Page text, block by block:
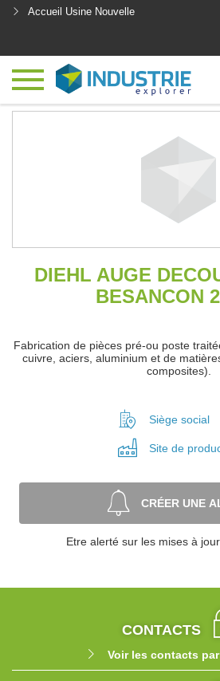
Accueil Usine Nouvelle
DIEHL AUGE
BESANCON
Fabrication de pièces pré-ou poste
cuivre, aciers, aluminium et de
composites).
Siège social
Site de
CRÉER UNE
Etre alerté sur les mises à
CONTACTS
Voir les contacts